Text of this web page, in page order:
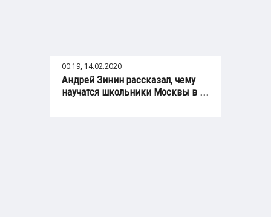
00:19, 14.02.2020
Андрей Зинин рассказал, чему
научатся школьники Москвы в ...